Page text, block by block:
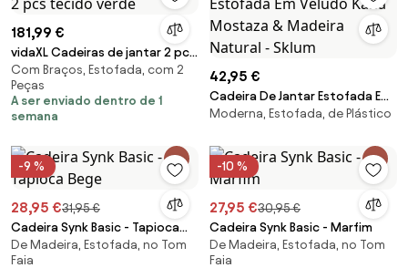
181,99 €
vidaXL Cadeiras de jantar 2 pcs
tecido verde
Com Braços, Estofada, com 2
Peças
A ser enviado dentro de 1
semana
42,95 €
Cadeira De Jantar Estofada Em
Veludo Kana Mostaza &
Moderna, Estofada, de Plástico
-9 %
28,95 €31,95 €
Cadeira Synk Basic - Tapioca
Bege
De Madeira, Estofada, no Tom
Faia
-10 %
27,95 €30,95 €
Cadeira Synk Basic - Marfim
De Madeira, Estofada, no Tom
Faia